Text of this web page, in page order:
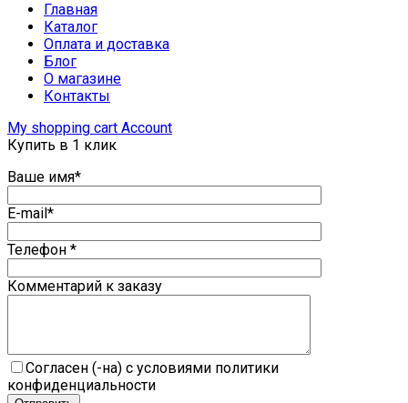
Главная
Каталог
Оплата и доставка
Блог
О магазине
Контакты
My shopping cart Account
Купить в 1 клик
Ваше имя*
E-mail*
Телефон *
Комментарий к заказу
Согласен (-на) с условиями политики
конфиденциальности